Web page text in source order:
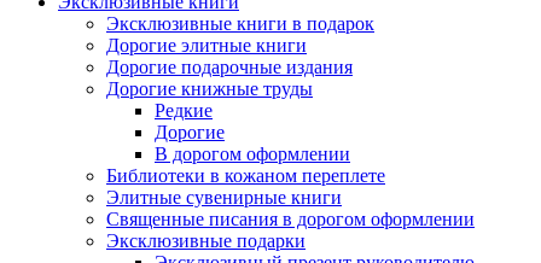
Эксклюзивные книги в подарок
Дорогие элитные книги
Дорогие подарочные издания
Дорогие книжные труды
Редкие
Дорогие
В дорогом оформлении
Библиотеки в кожаном переплете
Элитные сувенирные книги
Священные писания в дорогом оформлении
Эксклюзивные подарки